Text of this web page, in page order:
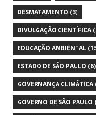
DESMATAMENTO (3)
DIVULGAÇÃO CIENTÍFICA
EDUCAÇÃO AMBIENTAL
ESTADO DE SÃO PAULO (6)
GOVERNANÇA CLIMÁTICA
GOVERNO DE SÃO PAULO